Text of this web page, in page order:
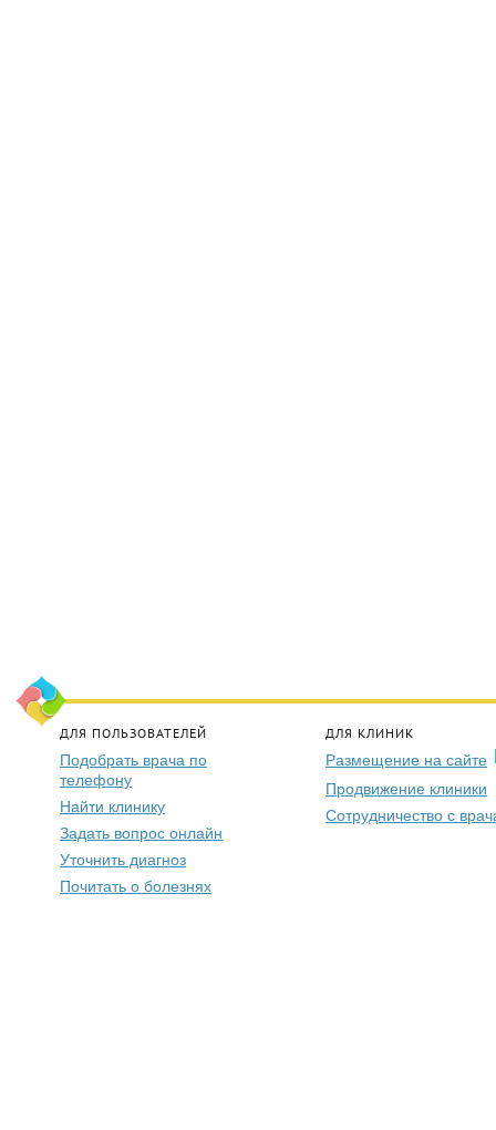
ДЛЯ ПОЛЬЗОВАТЕЛЕЙ
Подобрать врача по
телефону
Найти клинику
Задать вопрос онлайн
Уточнить диагноз
Почитать о болезнях
ДЛЯ КЛИНИК
Размещение на сайте
Продвижение клиники
Сотрудничество с